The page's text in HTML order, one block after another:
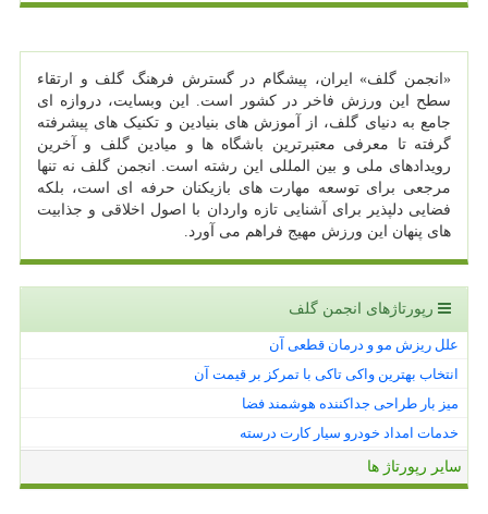
«انجمن گلف» ایران، پیشگام در گسترش فرهنگ گلف و ارتقاء
سطح این ورزش فاخر در کشور است. این وبسایت، دروازه ای
جامع به دنیای گلف، از آموزش های بنیادین و تکنیک های پیشرفته
گرفته تا معرفی معتبرترین باشگاه ها و میادین گلف و آخرین
رویدادهای ملی و بین المللی این رشته است. انجمن گلف نه تنها
مرجعی برای توسعه مهارت های بازیکنان حرفه ای است، بلکه
فضایی دلپذیر برای آشنایی تازه واردان با اصول اخلاقی و جذابیت
های پنهان این ورزش مهیج فراهم می آورد.
رپورتاژهای انجمن گلف
علل ریزش مو و درمان قطعی آن
انتخاب بهترین واکی تاکی با تمرکز بر قیمت آن
میز بار طراحی جداکننده هوشمند فضا
خدمات امداد خودرو سیار کارت درسته
سایر رپورتاژ ها